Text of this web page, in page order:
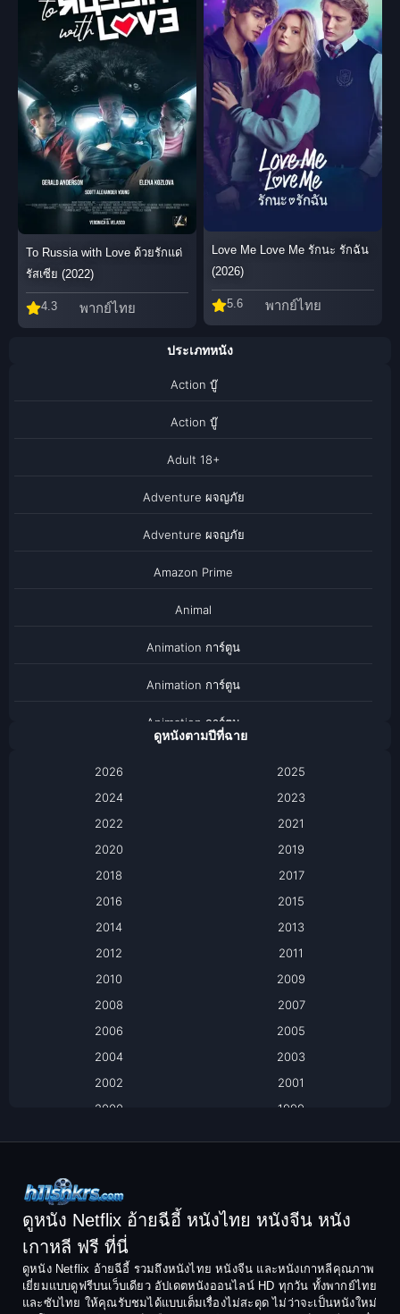
To Russia with Love ด้วยรักแด่
รัสเซีย (2022)
4.3 พากย์ไทย
Love Me Love Me รักนะ รักฉัน
(2026)
5.6 พากย์ไทย
ประเภทหนัง
Action บู๊
Action บู๊
Adult 18+
Adventure ผจญภัย
Adventure ผจญภัย
Amazon Prime
Animal
Animation การ์ตูน
Animation การ์ตูน
Animation การ์ตูน
Based on a True Story เรื่องจริง
Based on a True Story เรื่องจริง
Comedy ตลก
Coming-of-age ชีวิตวัยรุ่น
ดูหนังตามปีที่ฉาย
2026
2025
2024
2023
2022
2021
2020
2019
2018
2017
2016
2015
2014
2013
2012
2011
2010
2009
2008
2007
2006
2005
2004
2003
2002
2001
2000
1999
1994
1992
1991
1990
1988
1987
1986
1985
ดูหนัง Netflix อ้ายฉีอี้ หนังไทย หนังจีน หนัง
เกาหลี ฟรี ที่นี่
ดูหนัง Netflix อ้ายฉีอี้ รวมถึงหนังไทย หนังจีน และหนังเกาหลีคุณภาพ
เยี่ยมแบบดูฟรีบนเว็บเดียว อัปเดตหนังออนไลน์ HD ทุกวัน ทั้งพากย์ไทย
และซับไทย ให้คุณรับชมได้แบบเต็มเรื่องไม่สะดุด ไม่ว่าจะเป็นหนังใหม่